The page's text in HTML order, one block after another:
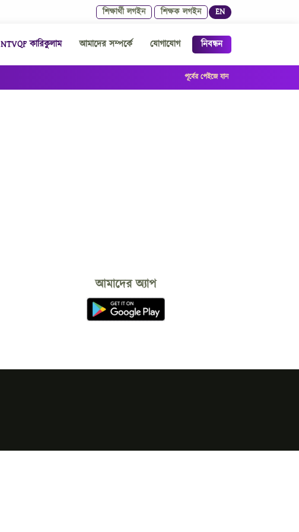
শিক্ষার্থী লগইন শিক্ষক লগইন EN
NTVQF কারিকুলাম আমাদের সম্পর্কে যোগাযোগ নিবন্ধন
পূর্বের পেইজে যান
আমাদের অ্যাপ